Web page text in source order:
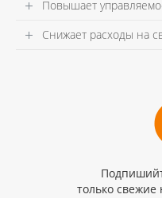
Повышает
Снижает расходы на
только